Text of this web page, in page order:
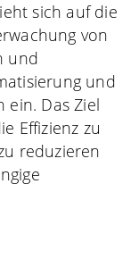
sich auf die
von
und
und
ein. Das Ziel
Effizienz zu
reduzieren